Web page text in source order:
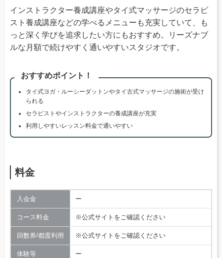
インストラクター養成講座やタイ式マッサージのセラピ
スト養成講座などの学べるメニューも充実していて、も
っと深く学びを追求したい方にもおすすめ。リーズナブ
ルな月額で続けやすく通いやすいスタジオです。
おすすめポイント！
タイ式ヨガ・ルーシーダットンやタイ古式マッサージの施術が受け
られる
セラピストやインストラクターの養成講座が充実
利用しやすいレッスン料金で通いやすい
料金
入会金 ー
コース料金 ※公式サイトをご確認ください
回数券/都度利用 ※公式サイトをご確認ください
体験等 ー